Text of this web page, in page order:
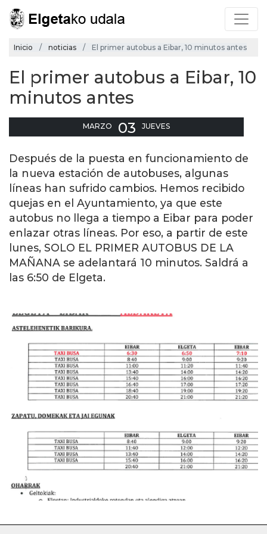
Inicio noticias El primer autobus a Eibar, 10 minutos antes
El primer autobus a Eibar, 10
minutos antes
MARZO 03 JUEVES
Después de la puesta en funcionamiento de
la nueva estación de autobuses, algunas
líneas han sufrido cambios. Hemos recibido
quejas en el Ayuntamiento, ya que este
autobus no llega a tiempo a Eibar para poder
enlazar otras líneas. Por eso, a partir de este
lunes, SOLO EL PRIMER AUTOBUS DE LA
MAÑANA se adelantará 10 minutos. Saldrá a
las 6:50 de Elgeta.